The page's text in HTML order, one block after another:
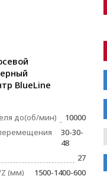
BlueLine
до(об/мин)
10000
30-30-
48
27
(мм)
1500-1400-600